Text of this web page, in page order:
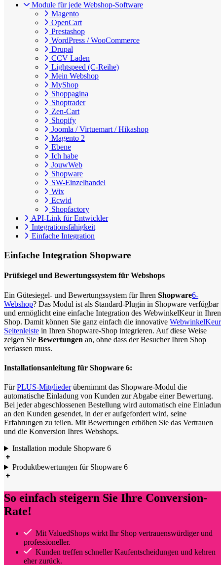
Module für jede Webshop-Software
Magento
OpenCart
Prestashop
WordPress / WooCommerce
Drupal
CCV Laden
Lightspeed (C-Reihe)
Mein Webshop
MyShop
Shoppagina
Shoptrader
Zen-Cart
Shopify
Joomla / Virtuemart / Hikashop
Magento 2
Ebene
Ich habe
JouwWeb
Shopware
SW-Einzelhandel
Wix
Ecwid
Shopfactory
API-Link für Entwickler
Integrationsfähigkeit
Einfache Integration
Einfache Integration Shopware
Prüfsiegel und Bewertungssystem für Webshops
Ein Gütesiegel- und Bewertungssystem für Ihren Shopware6-
Webshop? Das Modul ist als Standard-Plugin in Shopware verfügbar
und ermöglicht eine einfache Integration des WebwinkelKeur in Ihren
Shop. Damit können Sie ganz einfach die innovative
Seitenleiste in Ihren Shopware-Shop integrieren. Auf diese Weise
zeigen Sie Bewertungen an, ohne dass der Besucher Ihren Shop
verlassen muss.
Installationsanleitung für Shopware 6:
FürPLUS-Mitgliederübernimmt das Shopware-Modul die
automatische Einladung von Kunden zur Abgabe einer Bewertung.
Bei jeder abgeschlossenen Bestellung wird automatisch eine
an den Kunden gesendet, in der er aufgefordert wird, seine
Erfahrungen zu teilen. Mit Bewertungen erhöhen Sie das Vertrauen
und die Konversion Ihres Webshops.
Installation module Shopware 6
Produktbewertungen für Shopware 6
So einfach steigern Sie Ihre Conversion-
Rate!
Mit ValuedShops wirkt Ihr Shop vertrauenswürdiger und
professioneller.
Kunden treffen schneller Kaufentscheidungen und kehren
eher zurück.